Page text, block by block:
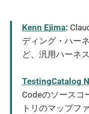
Kenn Ejima:
ディング・ハー
ど、汎用ハーネ
TestingCatalog
Codeのソースコ
トリのマップフ